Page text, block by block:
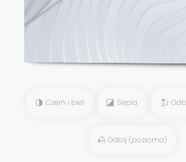
Czerń i biel Sepia
Odbij (poziomo)